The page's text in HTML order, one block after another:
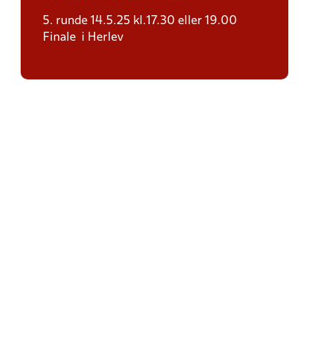
5. runde 14.5.25 kl.17.30 eller 19.00
Finale i Herlev